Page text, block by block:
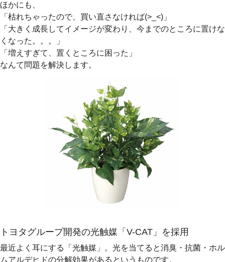
ほかにも、
「枯れちゃったので、買い直さなければ(>_<)」
「大きく成長してイメージが変わり、今までのところに置けな
くなった。。。」
「増えすぎて、置くところに困った」
なんて問題を解決します。
トヨタグループ開発の光触媒「V-CAT」を採用
最近よく耳にする「光触媒」。光を当てると消臭・抗菌・ホル
ムアルデヒドの分解効果があるというものです。